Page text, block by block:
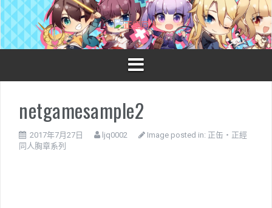
S
k
p
netgamesample2
2017年7月27日 ljq0002 Image posted in: 正缶・正經
同人胸章系列